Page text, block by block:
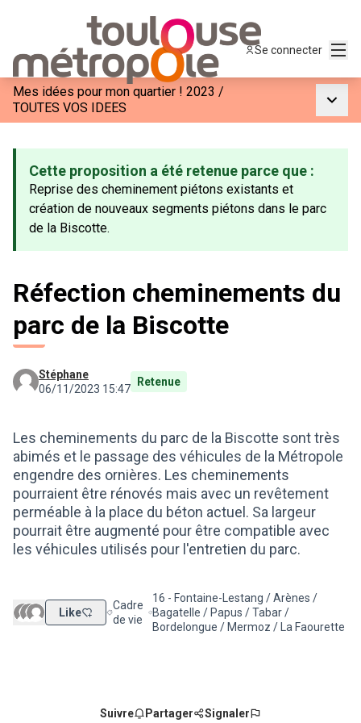
Se connecter
Mes idées pour mon quartier ! 2023 /
TOUTES VOS IDEES
Cette proposition a été retenue parce que :
Reprise des cheminement piétons existants et
création de nouveaux segments piétons dans le parc
de la Biscotte.
Réfection cheminements du
parc de la Biscotte
Stéphane
06/11/2023 15:47
Retenue
Les cheminements du parc de la Biscotte sont très
abimés et le passage des véhicules de la Métropole
engendre des ornières. Les cheminements
pourraient être rénovés mais avec un revêtement
perméable à la place du béton actuel. Sa largeur
pourrait être augmenté pour être compatible avec
les véhicules utilisés pour l'entretien du parc.
Like Filtrer les résultats de la catégorie : Cadre de vie
Cadre
de vie Filtrer les résultats pour le secteur : 16 -
16 - Fontaine-Lestang / Arènes /
Bagatelle / Papus / Tabar /
Bordelongue / Mermoz / La Faourette
Suivre Partager Signaler